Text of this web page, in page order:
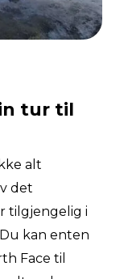
tur til
alt
det
tilgjengelig i
kan enten
Face til